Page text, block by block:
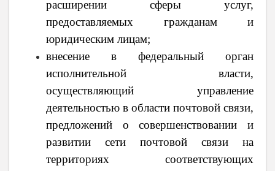
расширении сферы услуг,
предоставляемых гражданам и
юридическим лицам;
внесение в федеральный орган
исполнительной власти,
осуществляющий управление
деятельностью в области почтовой связи,
предложений о совершенствовании и
развитии сети почтовой связи на
территориях соответствующих